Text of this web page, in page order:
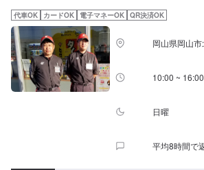
代車OK カードOK 電子マネーOK QR決済OK
岡山県岡山
10:00 ~ 16:00
日曜
平均8時間で